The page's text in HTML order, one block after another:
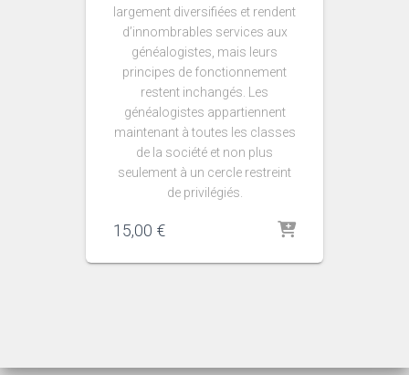
largement diversifiées et rendent
d’innombrables services aux
généalogistes, mais leurs
principes de fonctionnement
restent inchangés. Les
généalogistes appartiennent
maintenant à toutes les classes
de la société et non plus
seulement à un cercle restreint
de privilégiés.
15,00 €